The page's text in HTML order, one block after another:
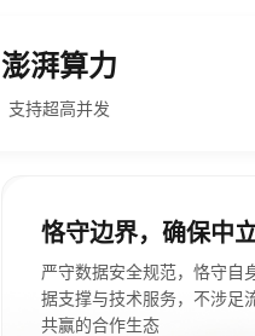
澎湃算力
支持超高并发
恪守边界，确保中
严守数据安全规范，恪守自
据支撑与技术服务，不涉足
共赢的合作生态